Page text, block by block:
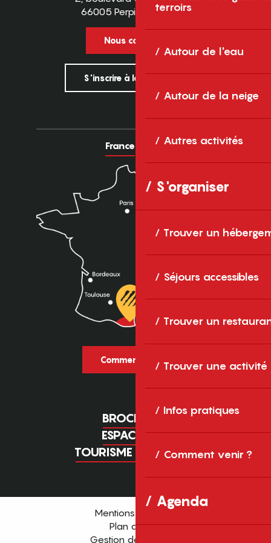
terroirs
Autour de l'eau
Autour de la neige
Autres activités
S'organiser
Trouver un
Séjours accessibles
Trouver un
Trouver une activité
Infos pratiques
Comment venir ?
Agenda
66005 Perpignan Cedex
Nous contacter
S'inscrire à la newsletter
France Europe
Comment venir ?
BROCHURES
ESPACE PRO
TOURISME D'AFFAIRES
Mentions légales
Plan du site
Gestion des cookies